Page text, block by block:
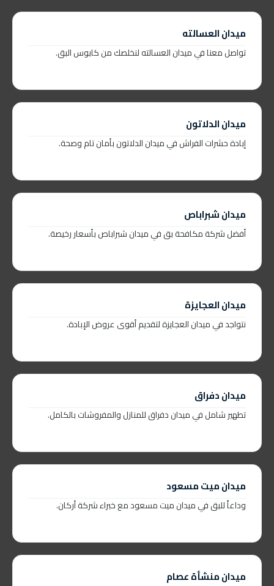
ميدان العسالته
تواصل معنا في ميدان العسالته لنخلصك من كابوس البق.
ميدان الدلاتون
إبادة حشرات الفراش في ميدان الدلاتون بأمان تام وصحة.
ميدان شبراباص
أفضل شركة مكافحة بق في ميدان شبراباص بأسعار رخيصة.
ميدان العجايزة
نتواجد في ميدان العجايزة لتقديم أقوى عروض الإبادة.
ميدان دفراق
تطهير شامل في ميدان دفراق للمنازل والمفروشات بالكامل.
ميدان ميت مسعود
وداعاً للبق في ميدان ميت مسعود مع خبراء شركة أركان.
ميدان منشأة عصام